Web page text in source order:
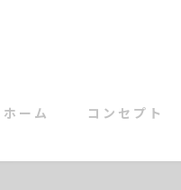
ホーム コンセプト